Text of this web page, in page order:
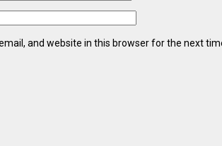
and website in this browser for the next